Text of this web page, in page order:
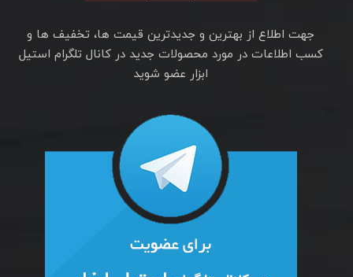
جهت اطلاع از بهترین و جدیدترین قیمت ها، تخفیف ها و
کسب اطلاعات در مورد محصولات جدید در کانال تلگرام استیل
ابزار عضو شوید